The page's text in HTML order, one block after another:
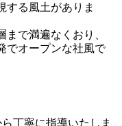
する風土がありま
で満遍なくおり、
でオープンな社風で
丁寧に指導いたしま